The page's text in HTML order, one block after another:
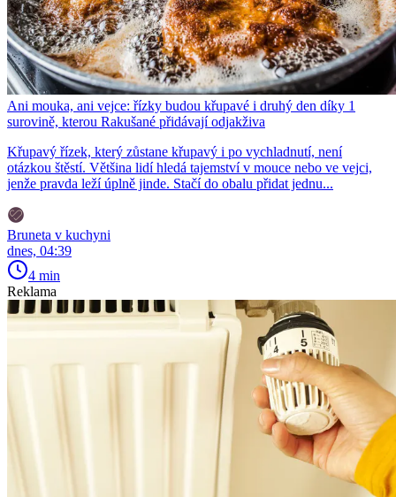
Ani mouka, ani vejce: řízky budou křupavé i druhý den díky 1
surovině, kterou Rakušané přidávají odjakživa
Křupavý řízek, který zůstane křupavý i po vychladnutí, není
otázkou štěstí. Většina lidí hledá tajemství v mouce nebo ve vejci,
jenže pravda leží úplně jinde. Stačí do obalu přidat jednu...
Bruneta v kuchyni
dnes, 04:39
4 min
Reklama